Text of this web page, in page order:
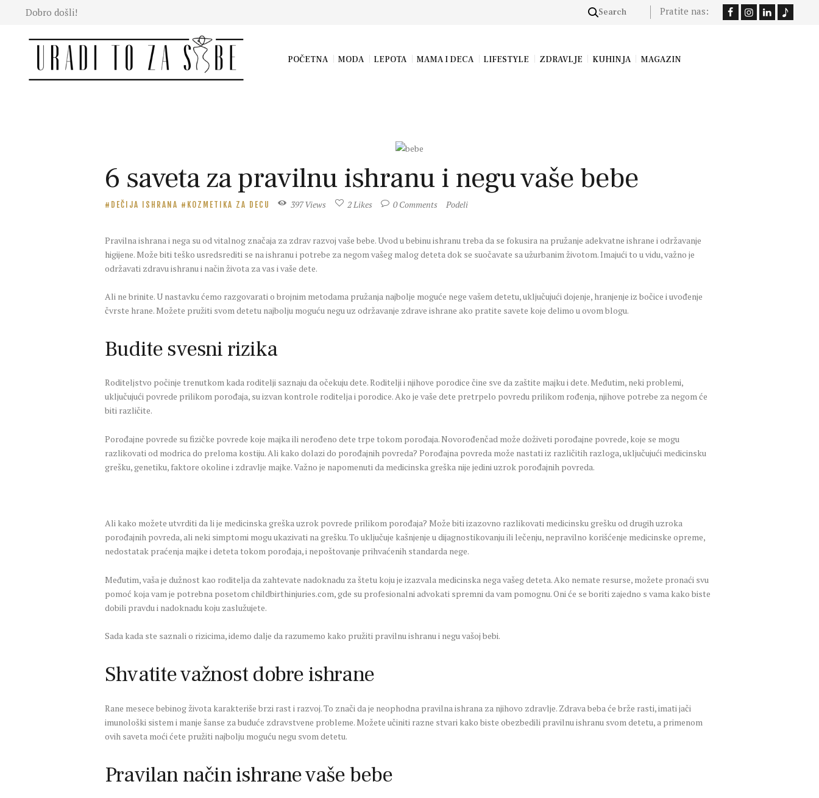
Dobro došli! Pratite nas:
POČETNA MODA LEPOTA MAMA I DECA LIFESTYLE ZDRAVLJE KUHINJA MAGAZIN
Moda
Mama i
deca
6 saveta za pravilnu ishranu i negu vaše bebe
DEČIJA ISHRANA KOZMETIKA ZA DECU 397Views 2Likes 0Comments Podeli
Pravilna ishrana i nega su od vitalnog značaja za zdrav razvoj vaše bebe. Uvod u bebinu ishranu treba da se fokusira na pružanje adekvatne ishrane i održavanje
higijene. Može biti teško usredsrediti se na ishranu i potrebe za negom vašeg malog deteta dok se suočavate sa užurbanim životom. Imajući to u vidu, važno je
održavati zdravu ishranu i način života za vas i vaše dete.
Ali ne brinite. U nastavku ćemo razgovarati o brojnim metodama pružanja najbolje moguće nege vašem detetu, uključujući dojenje, hranjenje iz bočice i uvođenje
čvrste hrane. Možete pružiti svom detetu najbolju moguću negu uz održavanje zdrave ishrane ako pratite savete koje delimo u ovom blogu.
Budite svesni rizika
Roditeljstvo počinje trenutkom kada roditelji saznaju da očekuju dete. Roditelji i njihove porodice čine sve da zaštite majku i dete. Međutim, neki problemi,
uključujući povrede prilikom porođaja, su izvan kontrole roditelja i porodice. Ako je vaše dete pretrpelo povredu prilikom rođenja, njihove potrebe za negom će
biti različite.
Porođajne povrede su fizičke povrede koje majka ili nerođeno dete trpe tokom porođaja. Novorođenčad može doživeti porođajne povrede, koje se mogu
razlikovati od modrica do preloma kostiju. Ali kako dolazi do porođajnih povreda? Porođajna povreda može nastati iz različitih razloga, uključujući medicinsku
grešku, genetiku, faktore okoline i zdravlje majke. Važno je napomenuti da medicinska greška nije jedini uzrok porođajnih povreda.
Ali kako možete utvrditi da li je medicinska greška uzrok povrede prilikom porođaja? Može biti izazovno razlikovati medicinsku grešku od drugih uzroka
porođajnih povreda, ali neki simptomi mogu ukazivati na grešku. To uključuje kašnjenje u dijagnostikovanju ili lečenju, nepravilno korišćenje medicinske opreme,
nedostatak praćenja majke i deteta tokom porođaja, i nepoštovanje prihvaćenih standarda nege.
Međutim, vaša je dužnost kao roditelja da zahtevate nadoknadu za štetu koju je izazvala medicinska nega vašeg deteta. Ako nemate resurse, možete pronaći svu
pomoć koja vam je potrebna posetom childbirthinjuries.com, gde su profesionalni advokati spremni da vam pomognu. Oni će se boriti zajedno s vama kako biste
dobili pravdu i nadoknadu koju zaslužujete.
Sada kada ste saznali o rizicima, idemo dalje da razumemo kako pružiti pravilnu ishranu i negu vašoj bebi.
Shvatite važnost dobre ishrane
Rane mesece bebinog života karakteriše brzi rast i razvoj. To znači da je neophodna pravilna ishrana za njihovo zdravlje. Zdrava beba će brže rasti, imati jači
imunološki sistem i manje šanse za buduće zdravstvene probleme. Možete učiniti razne stvari kako biste obezbedili pravilnu ishranu svom detetu, a primenom
ovih saveta moći ćete pružiti najbolju moguću negu svom detetu.
Pravilan način ishrane vaše bebe